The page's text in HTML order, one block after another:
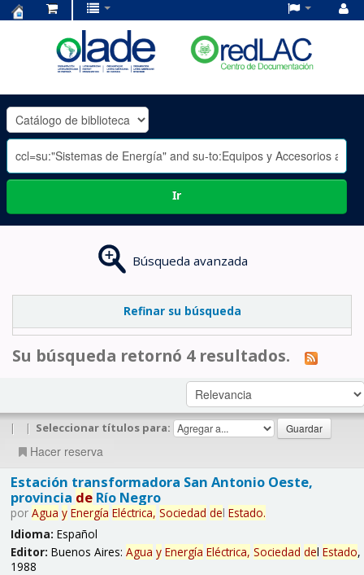
OLADE
-
Ir
Búsqueda avanzada
Refinar su búsqueda
Su búsqueda retornó 4 resultados.
| | Seleccionar títulos para:
Hacer reserva
Estación transformadora San Antonio Oeste,
provincia deRío Negro
por Agua y Energía Eléctrica, Sociedad del Estado.
Idioma: Español
Editor: Buenos Aires: Agua y Energía Eléctrica, Sociedad del Estado,
1988